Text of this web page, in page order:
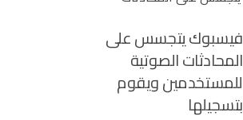
فيسبوك يتجسس على
المحادثات الصوتية
للمستخدمين ويقوم
بتسجيلها